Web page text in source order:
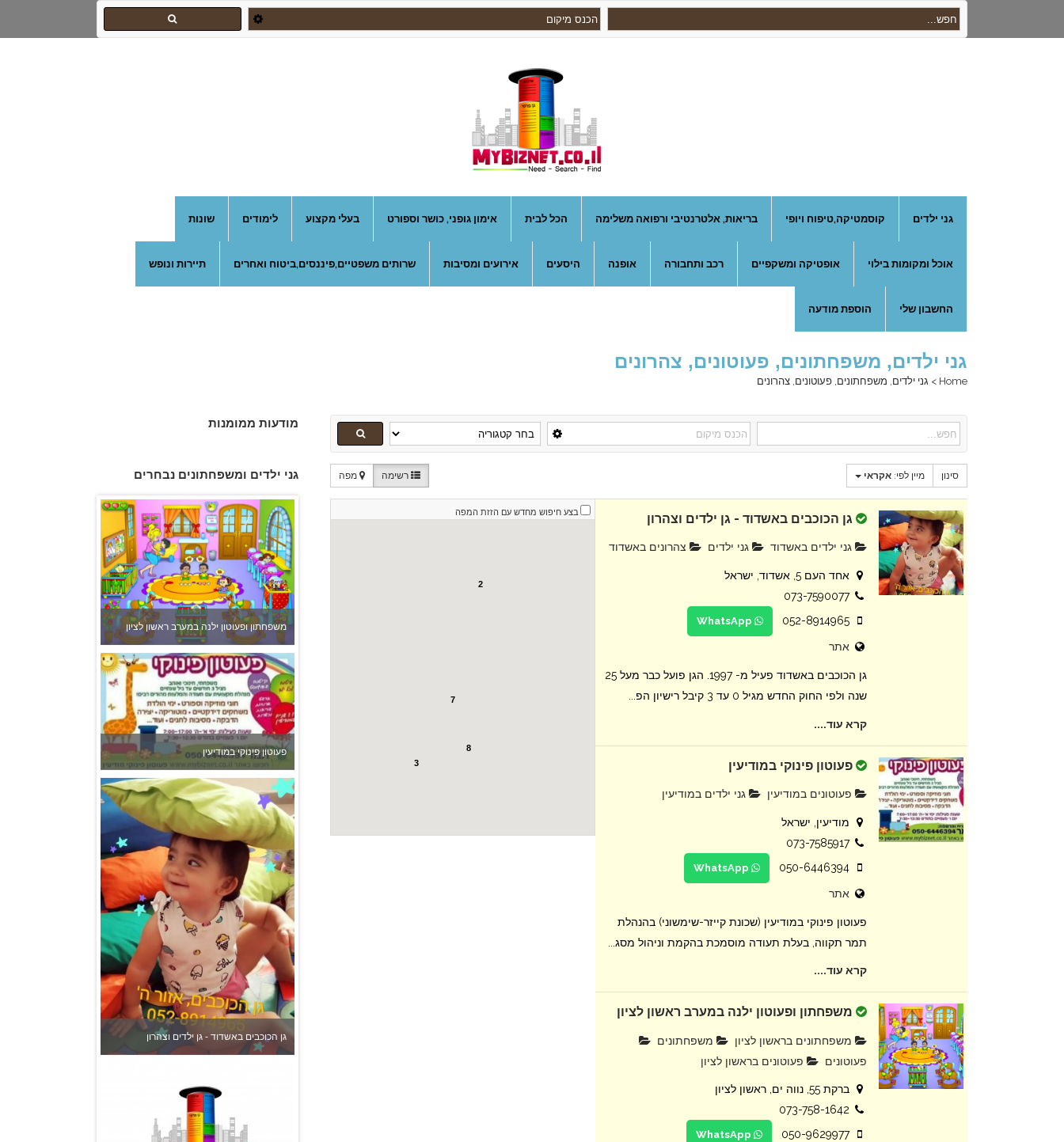
גני ילדים קוסמטיקה,טיפוח ויופי בריאות, אלטרנטיבי ורפואה משלימה הכל לבית אימון גופני, כושר וספורט בעלי מקצוע לימודים שונות
אוכל ומקומות בילוי אופטיקה ומשקפיים רכב ותחבורה אופנה היסעים אירועים ומסיבות שרותים משפטיים,פיננסים,ביטוח ואחרים תיירות ונופש
החשבון שלי הוספת מודעה
גני ילדים, משפחתונים, פעוטונים, צהרונים
Home
> גני ילדים, משפחתונים, פעוטונים, צהרונים
סינון מיין לפי: אקראי רשימה מפה
גן הכוכבים באשדוד - גן ילדים וצהרון
גני ילדים באשדוד גני ילדים צהרונים באשדוד
אחד העם 5, אשדוד, ישראל
073-7590077
052-8914965
אתר
גן הכוכבים באשדוד פעיל מ- 1997. הגן פועל כבר מעל 25
שנה ולפי החוק החדש מגיל 0 עד 3 קיבל רישיון הפ...
קרא עוד....
פעוטון פינוקי במודיעין
פעוטונים במודיעין גני ילדים במודיעין
מודיעין, ישראל
073-7585917
050-6446394
אתר
פעוטון פינוקי במודיעין (שכונת קייזר-שימשוני) בהנהלת
תמר תקווה, בעלת תעודה מוסמכת בהקמת וניהול מסג...
קרא עוד....
משפחתון ופעוטון ילנה במערב ראשון לציון
משפחתונים בראשון לציון
משפחתונים
פעוטונים
פעוטונים בראשון לציון
ברקת 55, נווה ים, ראשון לציון
073-758-1642
050-9629977
בצע חיפוש מחדש עם הזזת המפה
3
8
2
7
מודעות ממומנות
גני ילדים ומשפחתונים נבחרים
משפחתון ופעוטון ילנה במערב ראשון לציון
פעוטון פינוקי במודיעין
גן הכוכבים באשדוד - גן ילדים וצהרון
צהרון בקרית אונו